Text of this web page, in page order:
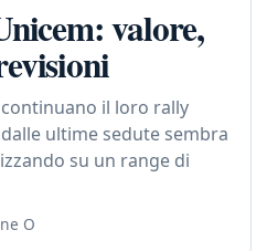
valore,
il loro rally
dalle ultime sedute sembra
su un range di
O